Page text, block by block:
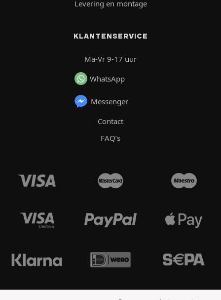
Levering en montage
KLANTENSERVICE
Ma-Vr 9-17 uur
WhatsApp
Messenger
Contact
FAQ’s